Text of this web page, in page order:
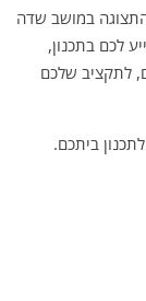
במושב שדה
לכם בתכנון,
לתקציב שלכם
ביתכם.